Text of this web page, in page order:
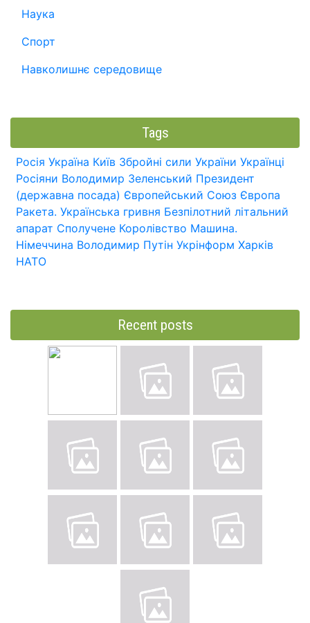
Наука
Спорт
Навколишнє середовище
Tags
Росія Україна Київ Збройні сили України Українці
Росіяни Володимир Зеленський Президент
(державна посада) Європейський Союз Європа
Ракета. Українська гривня Безпілотний літальний
апарат Сполучене Королівство Машина.
Німеччина Володимир Путін Укрінформ Харків
НАТО
Recent posts